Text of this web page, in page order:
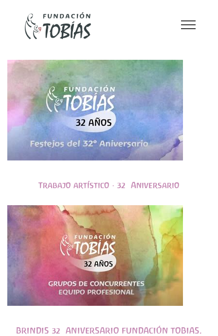
GALERÍA DE VIDEOS
Trabajo artístico · 32º Aniversario
BRINDIS 32º ANIVERSARIO FUNDACIÓN TOBIAS.